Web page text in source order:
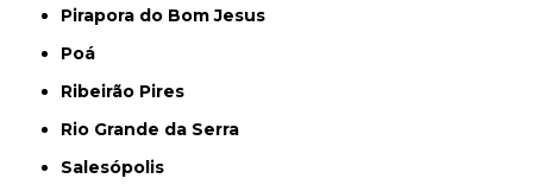
Pirapora do Bom Jesus
Poá
Ribeirão Pires
Rio Grande da Serra
Salesópolis